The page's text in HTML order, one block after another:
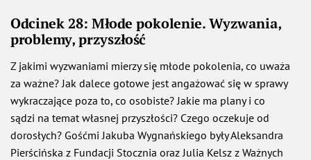
Odcinek 28: Młode pokolenie. Wyzwania,
problemy, przyszłość
Z jakimi wyzwaniami mierzy się młode pokolenia, co uważa
za ważne? Jak dalece gotowe jest angażować się w sprawy
wykraczające poza to, co osobiste? Jakie ma plany i co
sądzi na temat własnej przyszłości? Czego oczekuje od
dorosłych? Gośćmi Jakuba Wygnańskiego były Aleksandra
Pierścińska z Fundacji Stocznia oraz Julia Kelsz z Ważnych